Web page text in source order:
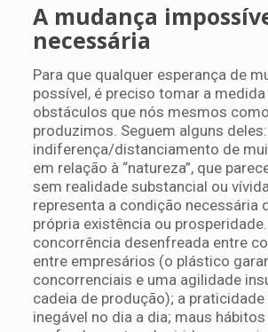
A mudança
necessária
Para que qualquer esperança de
possível, é preciso tomar a
obstáculos que nós mesmos
produzimos. Seguem alguns
indiferença/distanciamento de
em relação à “natureza”, que
sem realidade substancial ou
representa a condição necessária
própria existência ou
concorrência desenfreada entre
entre empresários (o plástico
concorrenciais e uma agilidade
cadeia de produção); a praticidade
inegável no dia a dia; maus